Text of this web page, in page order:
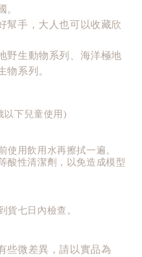
幫手，大人也可以收藏欣
野生動物系列、海洋極地
系列。
以下兒童使用)
使用飲用水再擦拭一遍。
酸性清潔劑，以免造成模型
貨七日內檢查。
些微差異，請以實品為